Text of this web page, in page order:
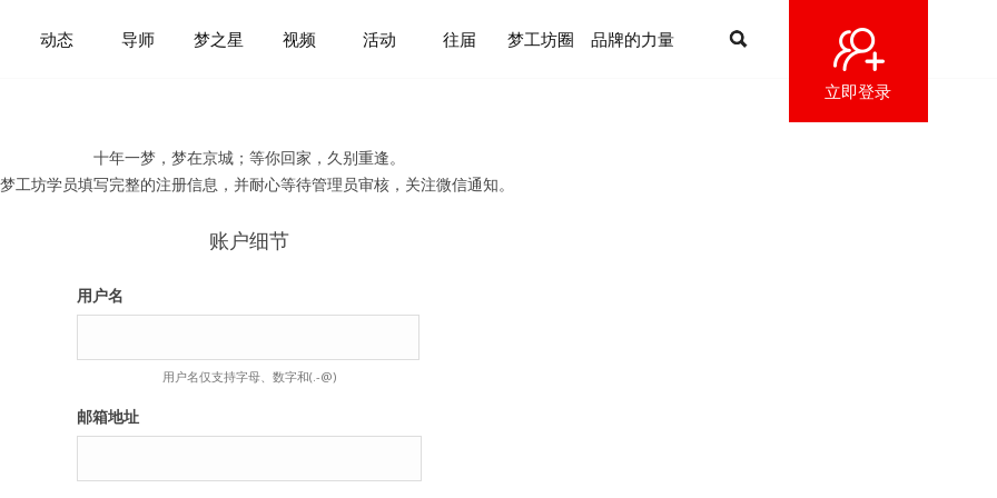
立即登录
动态 导师 梦之星 视频 活动 往届 梦工坊圈 品牌的力量
十年一梦，梦在京城；等你回家，久别重逢。
工坊学员填写完整的注册信息，并耐心等待管理员审核，关注微信通知。
账户细节
用户名
用户名仅支持字母、数字和(.-@)
邮箱地址